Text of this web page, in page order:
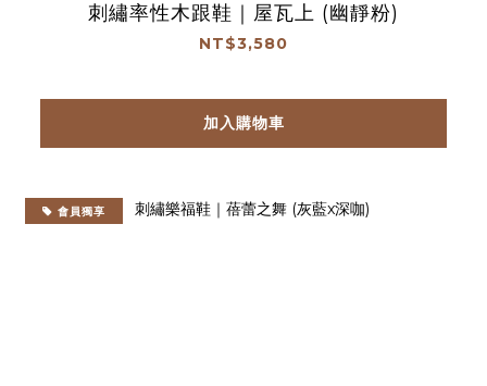
刺繡率性木跟鞋｜屋瓦上 (幽靜粉)
NT$3,580
加入購物車
會員獨享